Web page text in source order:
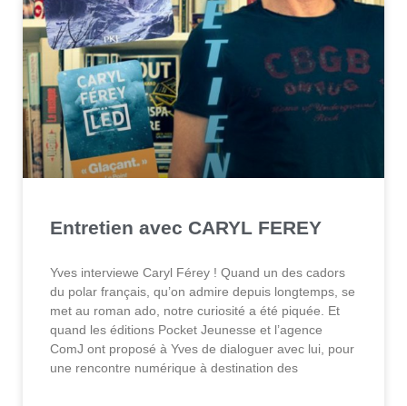
Entretien avec CARYL FEREY
Yves interviewe Caryl Férey ! Quand un des cadors
du polar français, qu’on admire depuis longtemps, se
met au roman ado, notre curiosité a été piquée. Et
quand les éditions Pocket Jeunesse et l’agence
ComJ ont proposé à Yves de dialoguer avec lui, pour
une rencontre numérique à destination des